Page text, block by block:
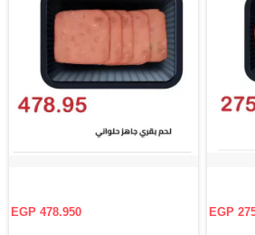
EGP
EGP 478.950